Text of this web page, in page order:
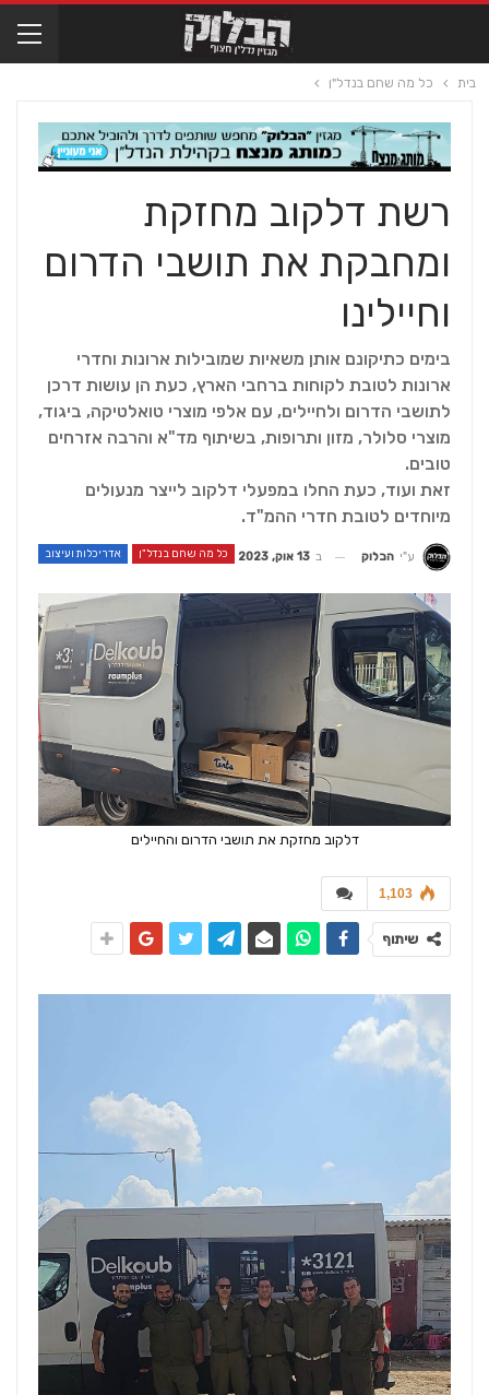
בית כל מה שחם בנדל"ן
רשת דלקוב מחזקת
ומחבקת את תושבי הדרום
וחיילינו
בימים כתיקונם אותן משאיות שמובילות ארונות וחדרי
ארונות לטובת לקוחות ברחבי הארץ, כעת הן עושות דרכן
לתושבי הדרום ולחיילים, עם אלפי מוצרי טואלטיקה, ביגוד,
מוצרי סלולר, מזון ותרופות, בשיתוף מד"א והרבה אזרחים
טובים.
זאת ועוד, כעת החלו במפעלי דלקוב לייצר מנעולים
מיוחדים לטובת חדרי ההמ"ד.
כל מה שחם בנדל"ן אדריכלות ועיצוב ע"י הבלוק ב 13 אוק, 2023
דלקוב מחזקת את תושבי הדרום והחיילים
1,103
שיתוף